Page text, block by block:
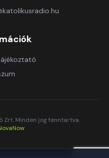
Zrt. Minden jog fenntartva.